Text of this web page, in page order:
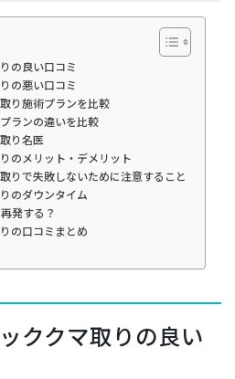
の良い口コミ
の悪い口コミ
り施術プランを比較
ランの違いを比較
り名医
のメリット・デメリット
りで失敗しないために注意すること
のダウンタイム
発する？
の口コミまとめ
ククマ取りの良い